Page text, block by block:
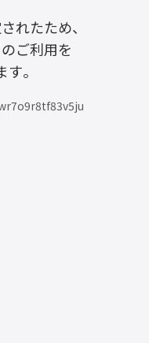
れたため、
ご利用を
。